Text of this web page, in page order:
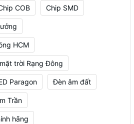
COB Chip SMD
HCM
trời Rạng Đông
Paragon Đèn âm đất
Trần
hãng